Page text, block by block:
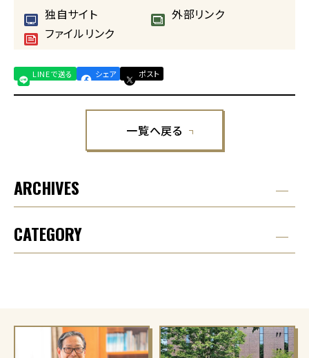
独自サイト
外部リンク
ファイルリンク
LINEで送る シェア ポスト
一覧へ戻る
ARCHIVES
CATEGORY